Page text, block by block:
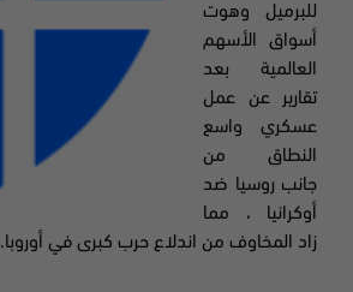
للبرميل وهوت
أسواق الأسهم
العالمية بعد
تقارير عن عمل
عسكري واسع
النطاق من
جانب روسيا ضد
أوكرانيا ، مما
زاد المخاوف من اندلاع حرب كبرى في أوروبا.